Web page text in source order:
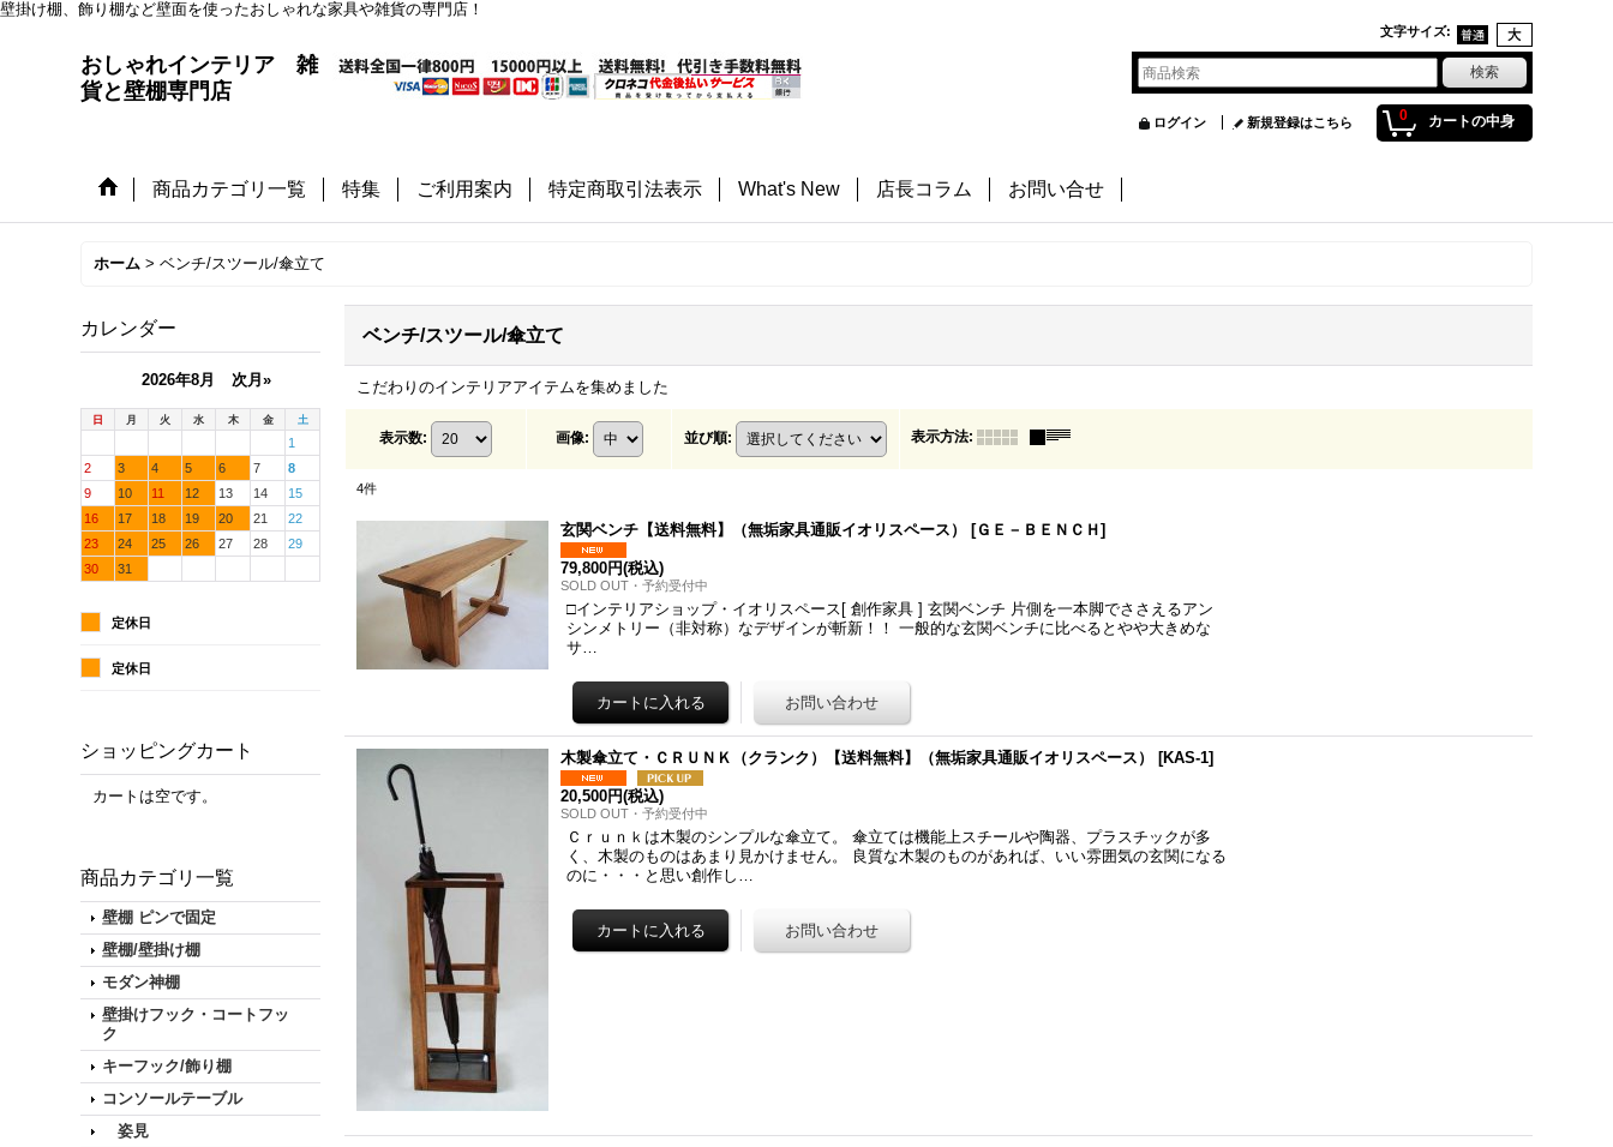
壁掛け棚、飾り棚など壁面を使ったおしゃれな家具や雑貨の専門店！
文字サイズ:
おしゃれインテリア 雑
貨と壁棚専門店
0 カートの中身
ログイン 新規登録はこちら
商品カテゴリ一覧 特集 ご利用案内 特定商取引法表示 What's New 店長コラム お問い合せ
ホーム > ベンチ/スツール/傘立て
カレンダー
2026年8月 次月»
日 月 火 水 木 金 土
1
2
3 4 5 6 7
8
9
10 11 12 13 14
15
16
17 18 19 20 21
22
23
24 25 26 27 28
29
30
31
定休日
定休日
ショッピングカート
カートは空です。
商品カテゴリ一覧
壁棚 ピンで固定
壁棚/壁掛け棚
モダン神棚
壁掛けフック・コートフッ
ク
キーフック/飾り棚
コンソールテーブル
姿見
ベンチ/スツール/傘立て
こだわりのインテリアアイテムを集めました
表示数: 画像: 並び順: 表示方法:
4件
玄関ベンチ【送料無料】（無垢家具通販イオリスペース） [ＧＥ－ＢＥＮＣＨ]
79,800円(税込)
SOLD OUT・予約受付中
□インテリアショップ・イオリスペース[ 創作家具 ] 玄関ベンチ 片側を一本脚でささえるアン
シンメトリー（非対称）なデザインが斬新！！ 一般的な玄関ベンチに比べるとやや大きめな
サ…
木製傘立て・ＣＲＵＮＫ（クランク）【送料無料】（無垢家具通販イオリスペース） [KAS-1]
20,500円(税込)
SOLD OUT・予約受付中
Ｃｒｕｎｋは木製のシンプルな傘立て。 傘立ては機能上スチールや陶器、プラスチックが多
く、木製のものはあまり見かけません。 良質な木製のものがあれば、いい雰囲気の玄関になる
のに・・・と思い創作し…